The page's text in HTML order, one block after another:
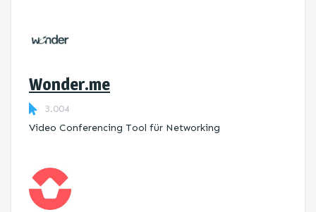
Wonder.me
3.004
Video Conferencing Tool für Networking